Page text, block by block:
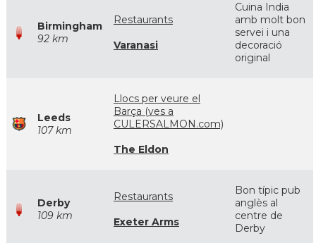
Birmingham
92 km
Restaurants
Varanasi
Cuina India
amb molt bon
servei i una
decoració
original
Leeds
107 km
Llocs per veure el
Barça (ves a
CULERSALMON.com)
The Eldon
Derby
109 km
Restaurants
Exeter Arms
Bon típic pub
anglès al
centre de
Derby